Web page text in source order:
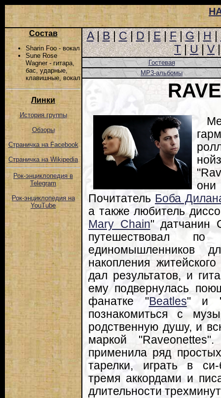
Состав
Sharin Foo - вокал
Sune Rose
Wagner - гитара,
бас, ударные,
клавишные, вокал
Линки
История группы
Обзоры
Страничка на Facebook
Страничка на Wikipedia
Рок-энциклопедия в
Telegram
Рок-энциклопедия на
YouTube
A|B|C|D|E|F|G|H|
T|U|V
Гостевая
MP3-альбомы
Почитатель Боба
а также любитель
Mary Chain" датчанин
путешествовал
единомышленников
накопления
дал результатов, и
ему подвернулась
фанатке "Beatles" и
познакомиться с
родственную душу, и
маркой
применила ряд
тарелки, играть в
тремя аккордами и
длительности